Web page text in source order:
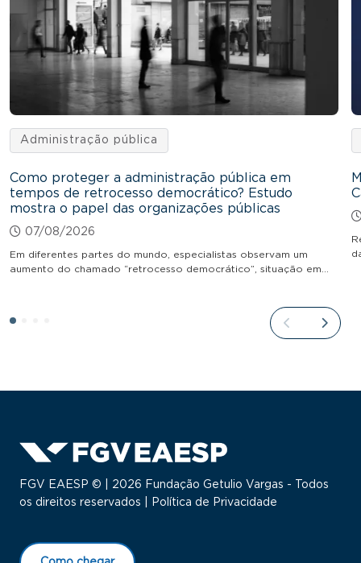
Administração pública
Como proteger a administração pública em
tempos de retrocesso democrático? Estudo
mostra o papel das organizações públicas
07/08/2026
Em diferentes partes do mundo, especialistas observam um
aumento do chamado “retrocesso democrático”, situação em…
FGV EAESP © | 2026 Fundação Getulio Vargas - Todos
os direitos reservados |
Política de Privacidade